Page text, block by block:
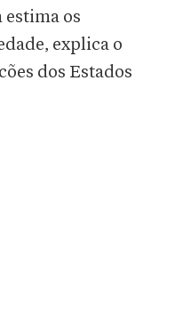
estima os
explica o
dos Estados